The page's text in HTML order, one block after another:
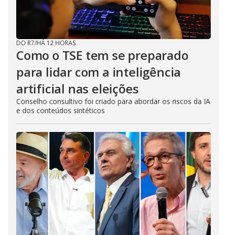
DO R7/HÁ 12 HORAS
Como o TSE tem se preparado
para lidar com a inteligência
artificial nas eleições
Conselho consultivo foi criado para abordar os riscos da IA
e dos conteúdos sintéticos